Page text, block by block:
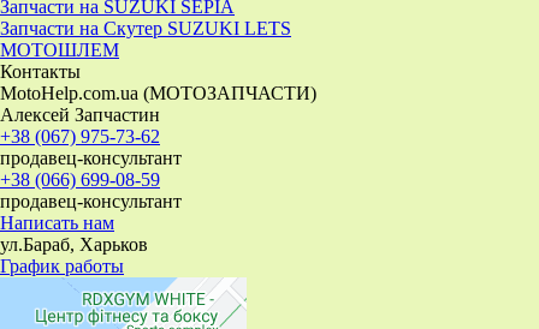
Запчасти на SUZUKI SEPIA
Запчасти на Скутер SUZUKI LETS
МОТОШЛЕМ
Контакты
MotoHelp.com.ua (МОТОЗАПЧАСТИ)
Алексей Запчастин
+38 (067) 975-73-62
продавец-консультант
+38 (066) 699-08-59
продавец-консультант
Написать нам
ул.Бараб, Харьков
График работы